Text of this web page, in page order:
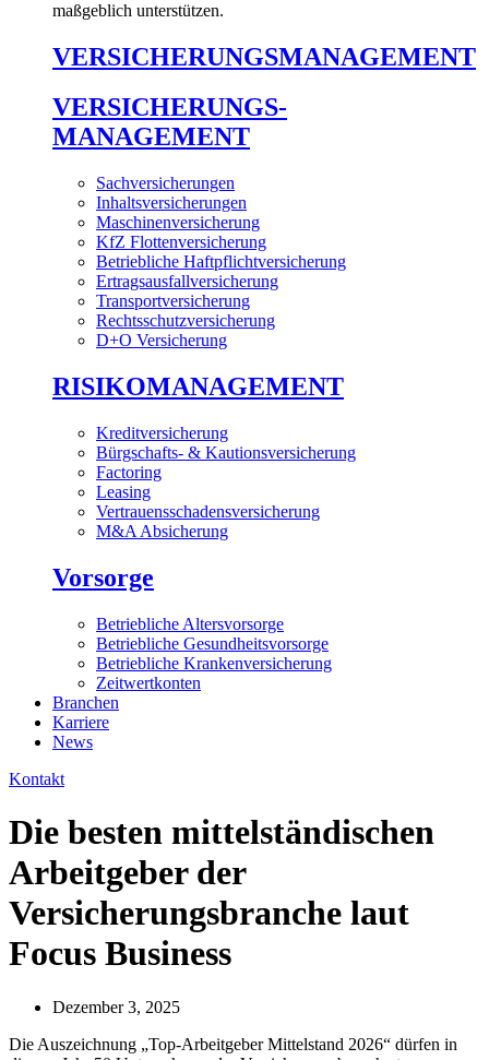
maßgeblich unterstützen.
VERSICHERUNGSMANAGEMENT
VERSICHERUNGS-
MANAGEMENT
Sachversicherungen
Inhaltsversicherungen
Maschinenversicherung
KfZ Flottenversicherung
Betriebliche Haftpflichtversicherung
Ertragsausfallversicherung
Transportversicherung
Rechtsschutzversicherung
D+O Versicherung
RISIKOMANAGEMENT
Kreditversicherung
Bürgschafts- & Kautionsversicherung
Factoring
Leasing
Vertrauensschadensversicherung
M&A Absicherung
Vorsorge
Betriebliche Altersvorsorge
Betriebliche Gesundheitsvorsorge
Betriebliche Krankenversicherung
Zeitwertkonten
Branchen
Karriere
News
Kontakt
Die besten mittelständischen
Arbeitgeber der
Versicherungsbranche laut
Focus Business
Dezember 3, 2025
Die Auszeichnung „Top-Arbeitgeber Mittelstand 2026“ dürfen in